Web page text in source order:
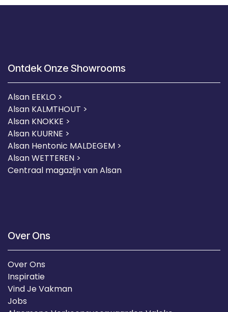
Ontdek Onze Showrooms
Alsan EEKLO >
Alsan KALMTHOUT >
Alsan KNOKKE >
Alsan KUURNE >
Alsan Hentonic MALDEGEM >
Alsan WETTEREN >
Centraal magazijn van Alsan
Over Ons
Over Ons
Inspiratie
Vind Je Vakman
Jobs